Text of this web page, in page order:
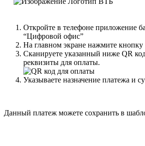
Откройте в телефоне приложение
“Цифровой офис”
На главном экране нажмите
Сканируете указанный ниже QR
реквизиты для оплаты.
Указываете назначение платежа и
Данный платеж можете сохранить в